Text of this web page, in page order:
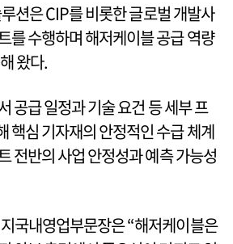
션은 CIP를 비롯한 글로벌 개발사
를 수행하며 해저케이블 공급 역량
왔다.
공급 일정과 기술 요건 등 세부 프
핵심 기자재의 안정적인 수급 체계
전반의 사업 안정성과 예측 가능성
국내영업부문장은 “해저케이블은